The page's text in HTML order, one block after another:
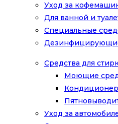
Уход за
Для ванной и
Специальные
Средства для
Моющие
Уход за